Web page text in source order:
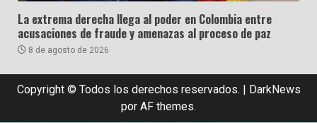
La extrema derecha llega al poder en Colombia entre
acusaciones de fraude y amenazas al proceso de paz
8 de agosto de 2026
Copyright © Todos los derechos reservados. | DarkNews
por AF themes.